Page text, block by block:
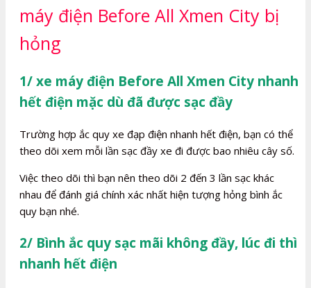
máy điện Before All Xmen City bị
hỏng
1/ xe máy điện Before All Xmen City nhanh
hết điện mặc dù đã được sạc đầy
Trường hợp ắc quy xe đạp điện nhanh hết điện, bạn có thể
theo dõi xem mỗi lần sạc đầy xe đi được bao nhiêu cây số.
Việc theo dõi thì bạn nên theo dõi 2 đến 3 lần sạc khác
nhau để đánh giá chính xác nhất hiện tượng hỏng bình ắc
quy bạn nhé.
2/ Bình ắc quy sạc mãi không đầy, lúc đi thì
nhanh hết điện